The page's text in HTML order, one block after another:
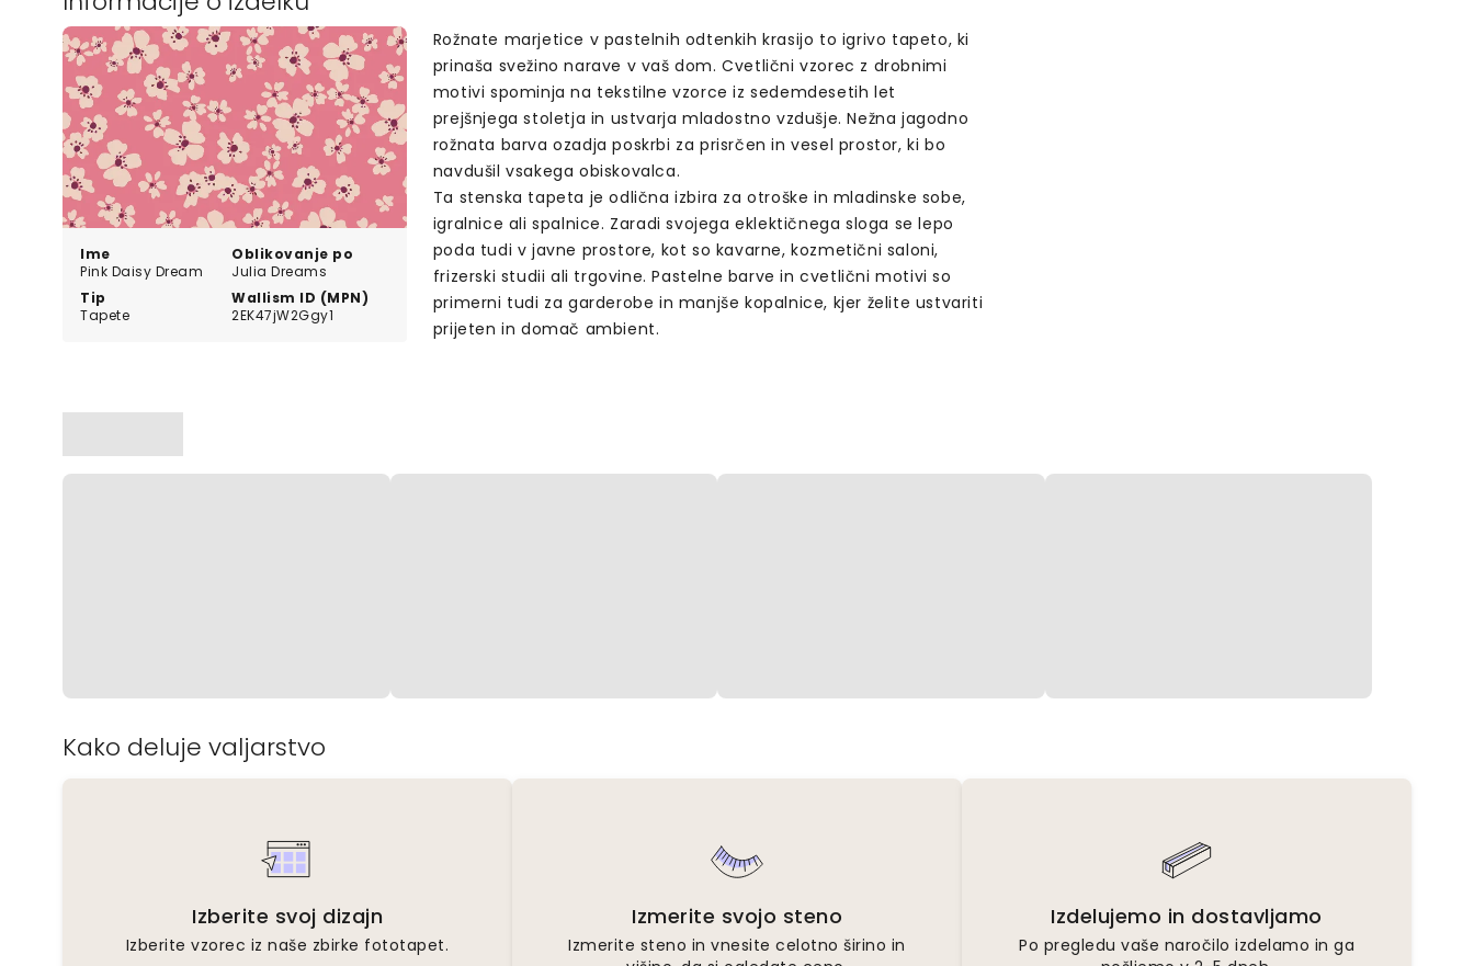
Ime
Pink Daisy Dream
Oblikovanje po
Julia Dreams
Tip
Tapete
Wallism ID (MPN)
2EK47jW2Ggy1
Rožnate marjetice v pastelnih odtenkih krasijo to igrivo tapeto, ki
prinaša svežino narave v vaš dom. Cvetlični vzorec z drobnimi
motivi spominja na tekstilne vzorce iz sedemdesetih let
prejšnjega stoletja in ustvarja mladostno vzdušje. Nežna jagodno
rožnata barva ozadja poskrbi za prisrčen in vesel prostor, ki bo
navdušil vsakega obiskovalca.
Ta stenska tapeta je odlična izbira za otroške in mladinske sobe,
igralnice ali spalnice. Zaradi svojega eklektičnega sloga se lepo
poda tudi v javne prostore, kot so kavarne, kozmetični saloni,
frizerski studii ali trgovine. Pastelne barve in cvetlični motivi so
primerni tudi za garderobe in manjše kopalnice, kjer želite ustvariti
prijeten in domač ambient.
Kako deluje valjarstvo
Izberite svoj dizajn
Izberite vzorec iz naše zbirke fototapet.
Izmerite svojo steno
Izmerite steno in vnesite celotno širino in
Izdelujemo in dostavljamo
Po pregledu vaše naročilo izdelamo in ga